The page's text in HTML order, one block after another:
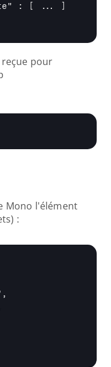
: [ ... ]
pour
Mono l'élément
: